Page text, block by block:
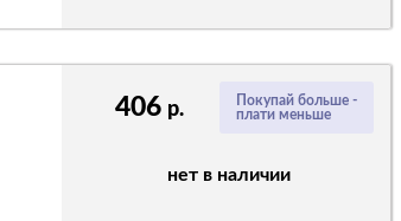
Покупай больше -
плати меньше
406 р.
нет в наличии